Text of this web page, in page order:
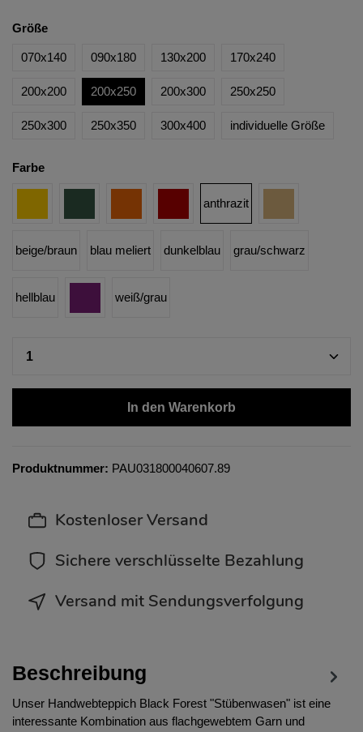
Größe
070x140 090x180 130x200 170x240
200x200 200x250 200x300 250x250
250x300 250x350 300x400 individuelle Größe
Farbe
anthrazit
beige/braun blau meliert dunkelblau grau/schwarz
hellblau weiß/grau
In den Warenkorb
Produktnummer: PAU031800040607.89
Kostenloser Versand
Sichere verschlüsselte Bezahlung
Versand mit Sendungsverfolgung
Beschreibung
Unser Handwebteppich Black Forest "Stübenwasen" ist eine
interessante Kombination aus flachgewebtem Garn und